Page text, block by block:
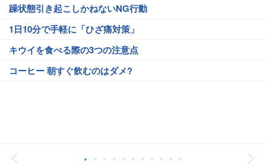
躁状態引き起こしかねないNG行動
1日10分で手軽に「ひざ痛対策」
キウイを食べる際の3つの注意点
コーヒー 朝すぐ飲むのはダメ?